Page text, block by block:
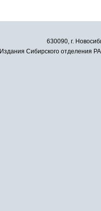
630090, г.
Издания Сибирского отделения